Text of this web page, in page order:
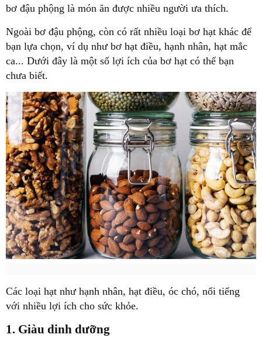
bơ đậu phộng là món ăn được nhiều người ưa thích.
Ngoài bơ đậu phộng, còn có rất nhiều loại bơ hạt khác để
bạn lựa chọn, ví dụ như bơ hạt điều, hạnh nhân, hạt mắc
ca... Dưới đây là một số lợi ích của bơ hạt có thể bạn
chưa biết.
Các loại hạt như hạnh nhân, hạt điều, óc chó, nổi tiếng
với nhiều lợi ích cho sức khỏe.
1. Giàu dinh dưỡng